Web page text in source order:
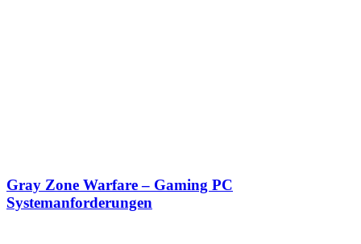
Gray Zone Warfare – Gaming PC
Systemanforderungen